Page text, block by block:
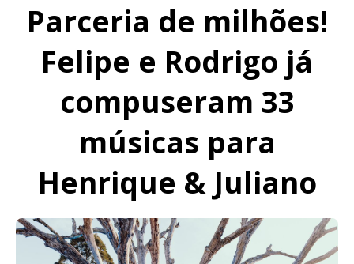
Parceria de milhões!
Felipe e Rodrigo já
compuseram 33
músicas para
Henrique & Juliano